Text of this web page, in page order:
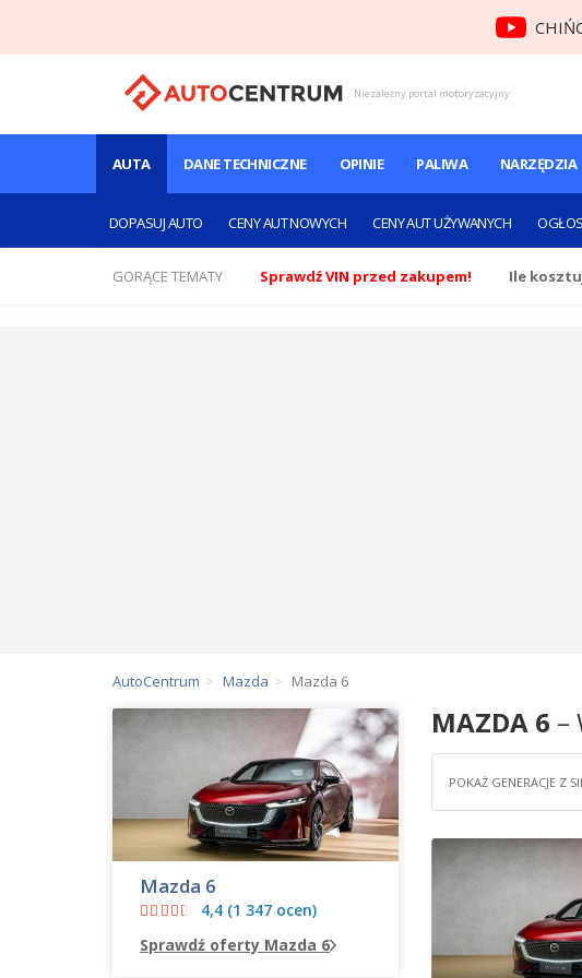
Niezależny portal motoryzacyjny
AUTA
DOPASUJ AUTO CENY AUT NOWYCH CENY AUT UŻYWANYCH
DANE TECHNICZNE OPINIE PALIWA NARZĘDZIA
GORĄCE TEMATY Sprawdź VIN przed zakupem! Ile
AutoCentrum Mazda Mazda 6
MAZDA 6 –
POKAŻ GENERACJE Z
Mazda 6
4,4 (1 347 ocen)
Sprawdź oferty Mazda 6